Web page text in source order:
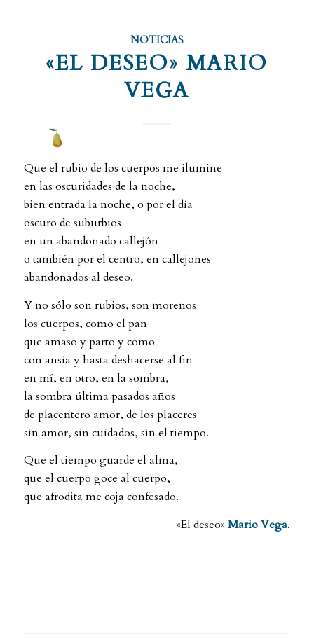
NOTICIAS
«EL DESEO» MARIO
VEGA
Que el rubio de los cuerpos me ilumine
en las oscuridades de la noche,
bien entrada la noche, o por el día
oscuro de suburbios
en un abandonado callejón
o también por el centro, en callejones
abandonados al deseo.
Y no sólo son rubios, son morenos
los cuerpos, como el pan
que amaso y parto y como
con ansia y hasta deshacerse al fin
en mí, en otro, en la sombra,
la sombra última pasados años
de placentero amor, de los placeres
sin amor, sin cuidados, sin el tiempo.
Que el tiempo guarde el alma,
que el cuerpo goce al cuerpo,
que afrodita me coja confesado.
«El deseo»Mario Vega.